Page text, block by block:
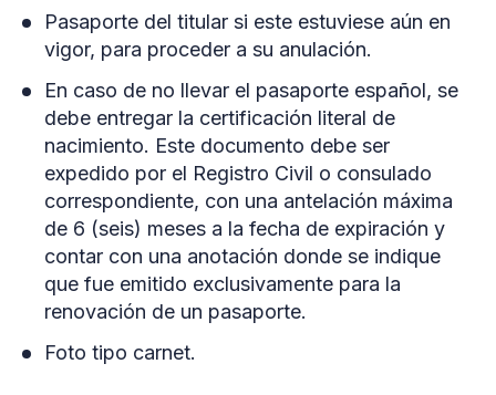
Pasaporte del titular si este estuviese aún en
vigor, para proceder a su anulación.
En caso de no llevar el pasaporte español, se
debe entregar la certificación literal de
nacimiento. Este documento debe ser
expedido por el Registro Civil o consulado
correspondiente, con una antelación máxima
de 6 (seis) meses a la fecha de expiración y
contar con una anotación donde se indique
que fue emitido exclusivamente para la
renovación de un pasaporte.
Foto tipo carnet.